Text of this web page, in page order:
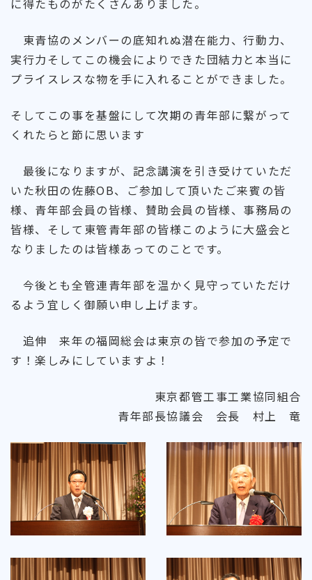
に得たものがたくさんありました。
東青協のメンバーの底知れぬ潜在能力、行動力、
実行力そしてこの機会によりできた団結力と本当に
プライスレスな物を手に入れることができました。
そしてこの事を基盤にして次期の青年部に繋がって
くれたらと節に思います
最後になりますが、記念講演を引き受けていただ
いた秋田の佐藤OB、ご参加して頂いたご来賓の皆
様、青年部会員の皆様、賛助会員の皆様、事務局の
皆様、そして東管青年部の皆様このように大盛会と
なりましたのは皆様あってのことです。
今後とも全管連青年部を温かく見守っていただけ
るよう宜しく御願い申し上げます。
追伸 来年の福岡総会は東京の皆で参加の予定で
す！楽しみにしていますよ！
東京都管工事工業協同組合
青年部長協議会 会長 村上 竜